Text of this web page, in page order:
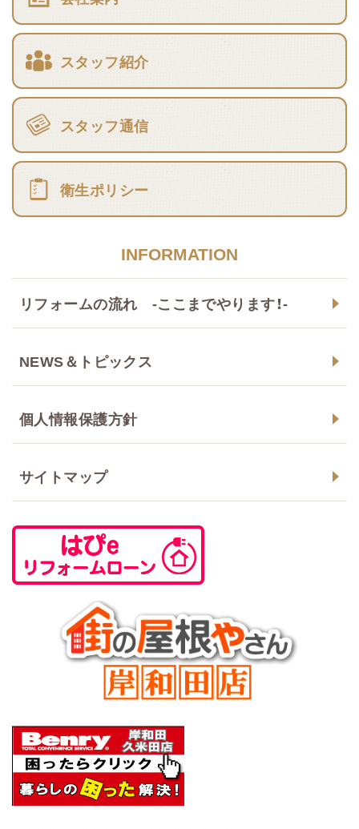
スタッフ紹介
スタッフ通信
衛生ポリシー
INFORMATION
リフォームの流れ -ここまでやります！-
NEWS＆トピックス
個人情報保護方針
サイトマップ